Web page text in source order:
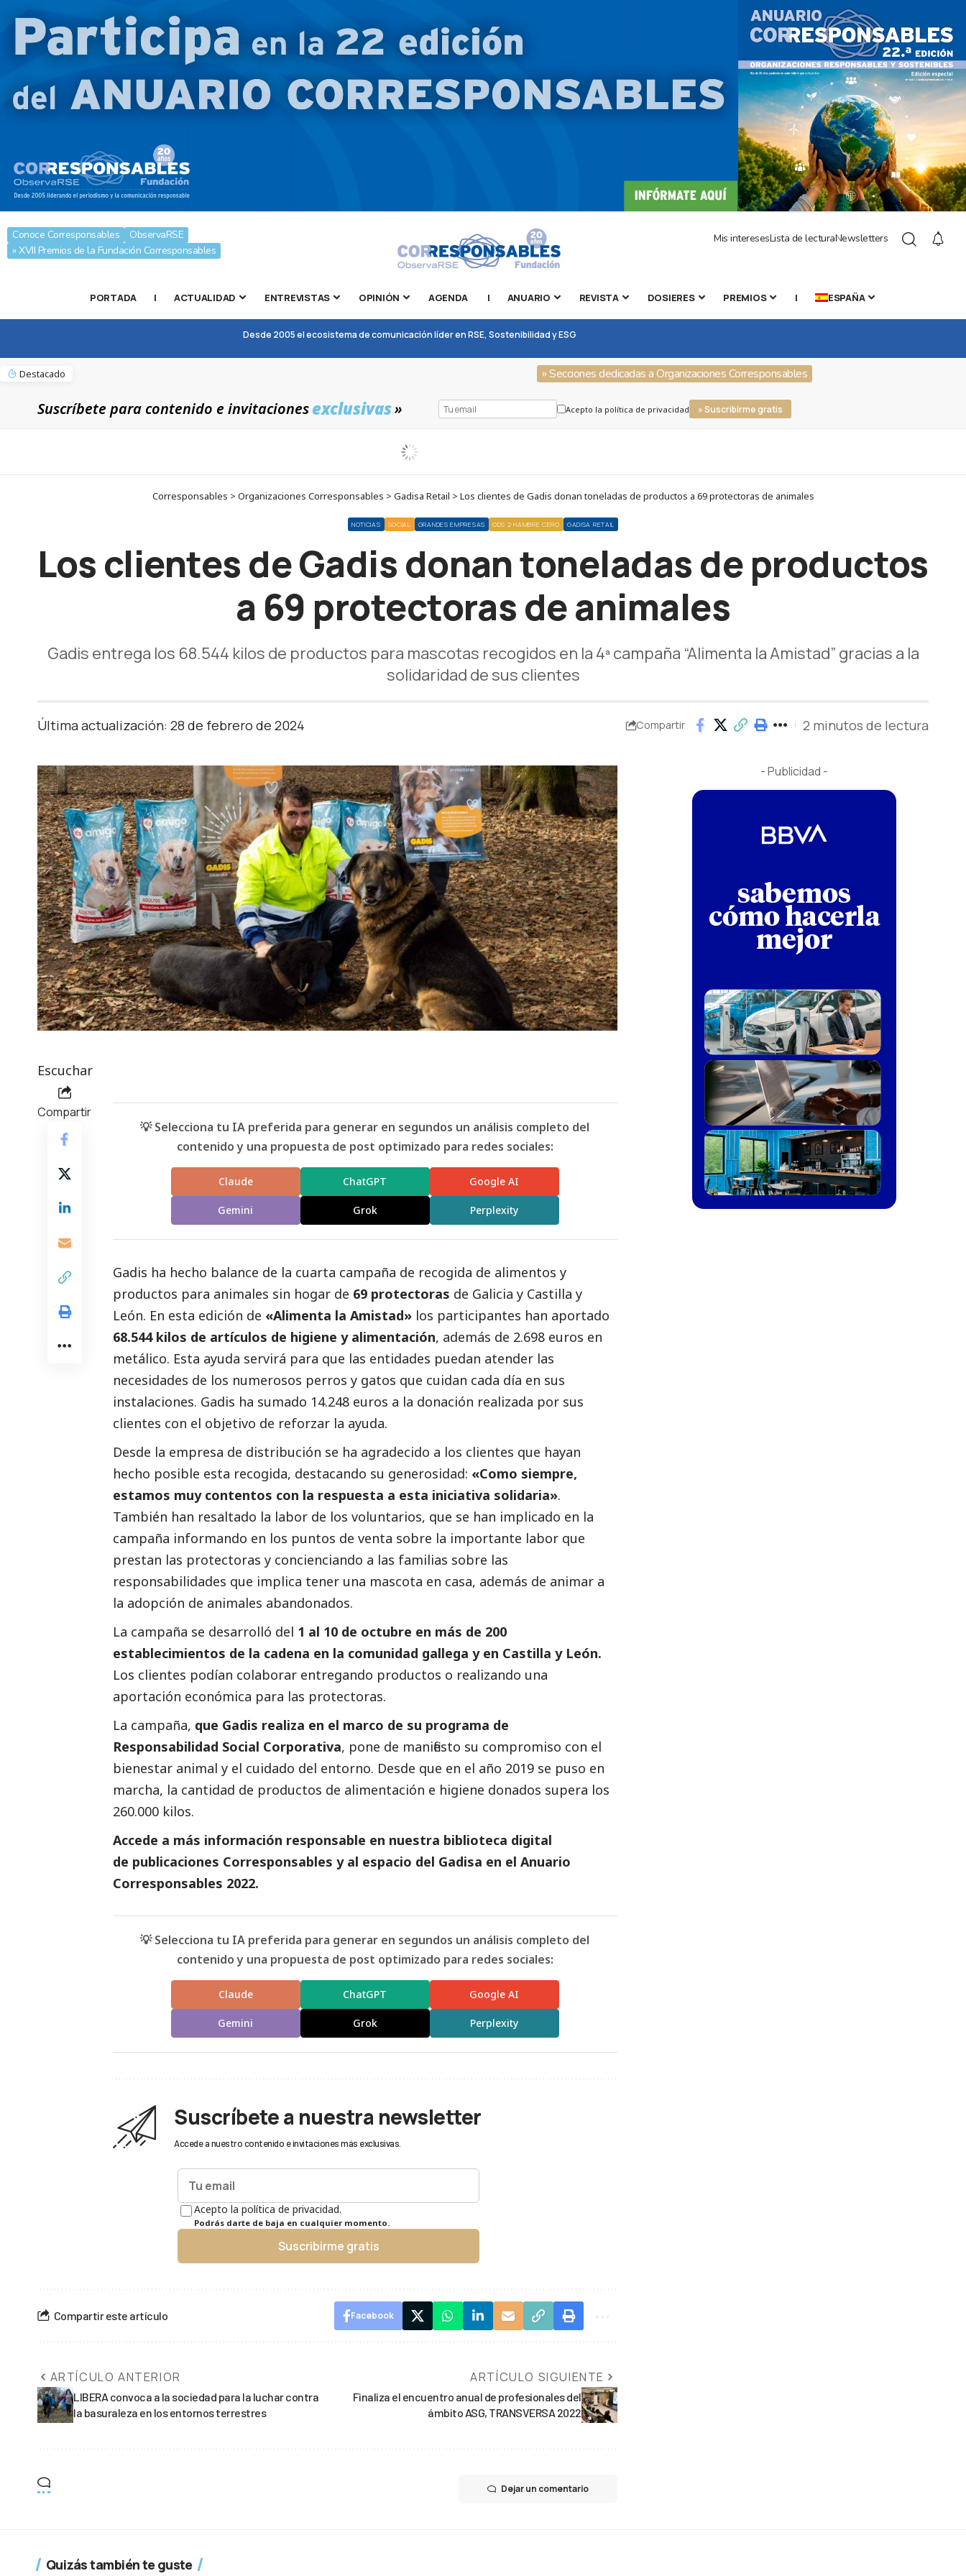
Conoce Corresponsables
ObservaRSE
» XVII Premios de la Fundación Corresponsables
Mis interesesLista de lecturaNewsletters
PORTADA | ACTUALIDAD ENTREVISTAS OPINIÓN AGENDA | ANUARIO REVISTA DOSIERES PREMIOS | ESPAÑA
Desde 2005 el ecosistema de comunicación líder en RSE, Sostenibilidad y ESG
Destacado » Secciones dedicadas a Organizaciones Corresponsables
Suscríbete para contenido e invitacionesexclusivas» Acepto la política de privacidad » Suscribirme gratis
Corresponsables > Organizaciones Corresponsables > Gadisa Retail > Los clientes de Gadis donan toneladas de productos a 69 protectoras de animales
NOTICIAS SOCIAL GRANDES EMPRESAS ODS 2 HAMBRE CERO GADISA RETAIL
Los clientes de Gadis donan toneladas de productos
a 69 protectoras de animales
Gadis entrega los 68.544 kilos de productos para mascotas recogidos en la 4ª campaña “Alimenta la Amistad” gracias a la
solidaridad de sus clientes
Última actualización: 28 de febrero de 2024 Compartir 2 minutos de lectura
Escuchar
Compartir
💡 Selecciona tu IA preferida para generar en segundos un análisis completo del
contenido y una propuesta de post optimizado para redes sociales:
Claude ChatGPT Google AI
Gemini Grok Perplexity
Gadis ha hecho balance de la cuarta campaña de recogida de alimentos y
productos para animales sin hogar de 69 protectoras de Galicia y Castilla y
León. En esta edición de «Alimenta la Amistad» los participantes han aportado
68.544 kilos de artículos de higiene y alimentación, además de 2.698 euros en
metálico. Esta ayuda servirá para que las entidades puedan atender las
necesidades de los numerosos perros y gatos que cuidan cada día en sus
instalaciones. Gadis ha sumado 14.248 euros a la donación realizada por sus
clientes con el objetivo de reforzar la ayuda.
Desde la empresa de distribución se ha agradecido a los clientes que hayan
hecho posible esta recogida, destacando su generosidad: «Como siempre,
estamos muy contentos con la respuesta a esta iniciativa solidaria».
También han resaltado la labor de los voluntarios, que se han implicado en la
campaña informando en los puntos de venta sobre la importante labor que
prestan las protectoras y concienciando a las familias sobre las
responsabilidades que implica tener una mascota en casa, además de animar a
la adopción de animales abandonados.
La campaña se desarrolló del 1 al 10 de octubre en más de 200
establecimientos de la cadena en la comunidad gallega y en Castilla y León.
Los clientes podían colaborar entregando productos o realizando una
aportación económica para las protectoras.
La campaña, que Gadis realiza en el marco de su programa de
Responsabilidad Social Corporativa, pone de manifiesto su compromiso con el
bienestar animal y el cuidado del entorno. Desde que en el año 2019 se puso en
marcha, la cantidad de productos de alimentación e higiene donados supera los
260.000 kilos.
Accede a más información responsable en nuestra biblioteca digital
de publicaciones Corresponsables y al espacio del Gadisa en el Anuario
Corresponsables 2022.
💡 Selecciona tu IA preferida para generar en segundos un análisis completo del
contenido y una propuesta de post optimizado para redes sociales:
Claude ChatGPT Google AI
Gemini Grok Perplexity
Suscríbete a nuestra newsletter
Accede a nuestro contenido e invitaciones más exclusivas.
Acepto la política de privacidad.
Podrás darte de baja en cualquier momento.
Suscribirme gratis
Compartir este artículo Facebook
ARTÍCULO ANTERIOR
LIBERA convoca a la sociedad para la luchar contra
la basuraleza en los entornos terrestres
ARTÍCULO SIGUIENTE
Finaliza el encuentro anual de profesionales del
ámbito ASG, TRANSVERSA 2022
Dejar un comentario
- Publicidad -
Quizás también te guste